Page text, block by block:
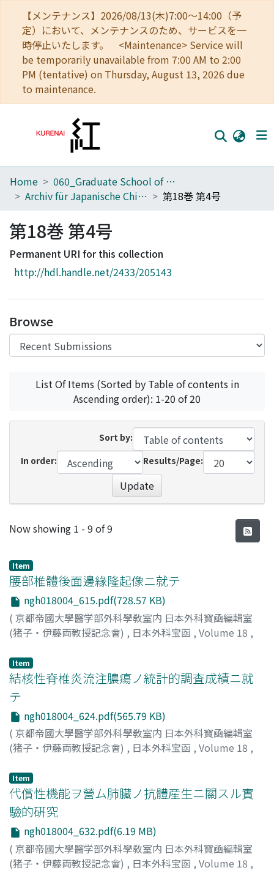
【メンテナンス】2026/08/13(木)7:00～14:00（予
定）において、メンテナンスのため、サービスを一
時停止いたします。 <Maintenance> Service will
be temporarily unavailable from 7:00 AM to 2:00
PM (tentative) on Thursday, August 13, 2026 due
to maintenance.
Home
Browse
Download Ranking
Access Statistics
Home
060_Graduate School of Medicine
Archiv für Japanische Chirurgie
第18巻 第4号
第18巻 第4号
Permanent URI for this collection
http://hdl.handle.net/2433/205143
Browse
List Of Items (Sorted by Table of contents in
Ascending order): 1-20 of 20
Sort by:
In order:
Results/Page:
Update
Recent Submissions
Now showing 1 - 9 of 9
Item
腰部椎體後面邊緣隆起像ニ就テ
ngh018004_615.pdf(728.57 KB)
( 京都帝國大學醫学部外科學敎室内 日本外科寶凾編輯室
(猪子・伊藤両教授記念會) , 日本外科宝函 , Volume 18 ,
山田, 憲吾
Item
結核性脊椎炎流注膿瘍ノ統計的調査成績ニ就
テ
ngh018004_624.pdf(565.79 KB)
( 京都帝國大學醫学部外科學敎室内 日本外科寶凾編輯室
(猪子・伊藤両教授記念會) , 日本外科宝函 , Volume 18 ,
山田, 憲吾
Item
代償性機能ヲ營ム肺臟ノ抗體産生ニ關スル實
驗的硏究
ngh018004_632.pdf(6.19 MB)
( 京都帝國大學醫学部外科學敎室内 日本外科寶凾編輯室
(猪子・伊藤両教授記念會) , 日本外科宝函 , Volume 18 ,